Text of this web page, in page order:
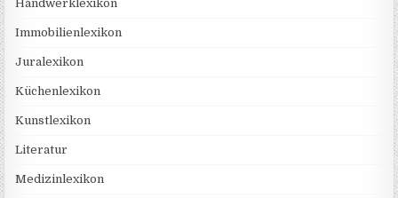
Handwerklexikon
Immobilienlexikon
Juralexikon
Küchenlexikon
Kunstlexikon
Literatur
Medizinlexikon